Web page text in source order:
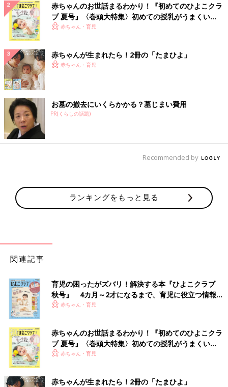
赤ちゃんのお世話まるわかり！『初めてのひよこクラ
ブ 夏号』〈巻頭大特集〉初めての授乳がうまくい
く！ おっぱい・ミルクの基本と夏のトラブル 解決テ
赤ちゃん・育児
赤ちゃんが生まれたら！2冊の「たまひよ」
赤ちゃん・育児
お墓の撤去にいくらかかる？墓じまい費用
PR(くらしの話題)
Recommended by
ランキングをもっと見る
関連記事
育児の困ったがズバリ！解決する本『ひよこクラブ
秋号』 4カ月～2才になるまで、育児に役立つ情報が
いっぱい！
赤ちゃん・育児
赤ちゃんのお世話まるわかり！『初めてのひよこクラ
ブ 夏号』〈巻頭大特集〉初めての授乳がうまくい
く！ おっぱい・ミルクの基本と夏のトラブル 解決テ
赤ちゃん・育児
赤ちゃんが生まれたら！2冊の「たまひよ」